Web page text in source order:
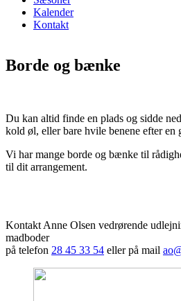
Kalender
Kontakt
Borde og bænke
Du kan altid finde en plads og sidde
kold øl, eller bare hvile benene efter
Vi har mange borde og bænke til
til dit arrangement.
Kontakt Anne Olsen vedrørende
madboder
på telefon 28 45 33 54 eller på mail